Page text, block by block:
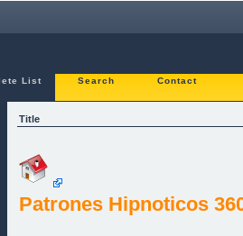
List Search Contact
Title
Patrones Hipnoticos